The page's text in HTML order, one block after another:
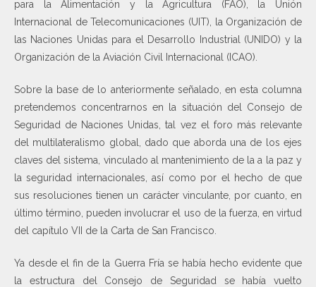
para la Alimentación y la Agricultura (FAO), la Unión
Internacional de Telecomunicaciones (UIT), la Organización de
las Naciones Unidas para el Desarrollo Industrial (UNIDO) y la
Organización de la Aviación Civil Internacional (ICAO).
Sobre la base de lo anteriormente señalado, en esta columna
pretendemos concentrarnos en la situación del Consejo de
Seguridad de Naciones Unidas, tal vez el foro más relevante
del multilateralismo global, dado que aborda una de los ejes
claves del sistema, vinculado al mantenimiento de la a la paz y
la seguridad internacionales, así como por el hecho de que
sus resoluciones tienen un carácter vinculante, por cuanto, en
último término, pueden involucrar el uso de la fuerza, en virtud
del capítulo VII de la Carta de San Francisco.
Ya desde el fin de la Guerra Fría se había hecho evidente que
la estructura del Consejo de Seguridad se había vuelto